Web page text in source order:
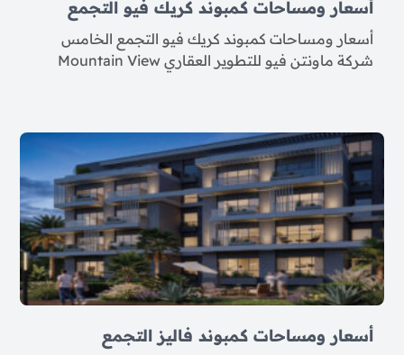
أسعار ومساحات كمبوند كريك فيو التجمع
أسعار ومساحات كمبوند كريك فيو التجمع الخامس
شركة ماونتن فيو للتطوير العقاري Mountain View
أسعار ومساحات كمبوند فاليز التجمع